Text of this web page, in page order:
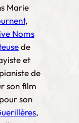
Marie
,
Noms
de
et
de
son film
son
,